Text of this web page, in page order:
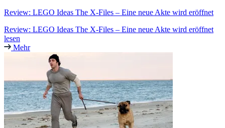
Review: LEGO Ideas The X-Files – Eine neue Akte wird eröffnet
Review: LEGO Ideas The X-Files – Eine neue Akte wird eröffnet
lesen
Mehr